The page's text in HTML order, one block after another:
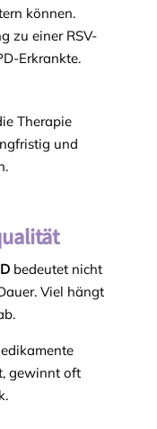
können.
zu einer RSV-
Erkrankte.
Therapie
und
bedeutet nicht
Viel hängt
gewinnt oft